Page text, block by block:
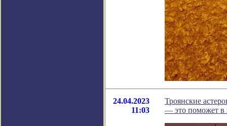
24.04.2023
11:03
Троянские
— это поможет в